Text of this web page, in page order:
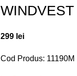
WINDVEST
299 lei
Cod Produs: 11190M